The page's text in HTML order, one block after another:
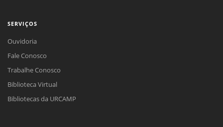
SERVIÇOS
Ouvidoria
Fale Conosco
Trabalhe Conosco
Biblioteca Virtual
Bibliotecas da URCAMP